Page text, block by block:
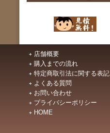
店舗概要
購入までの流れ
特定商取引法に関する表記
よくある質問
お問い合わせ
プライバシーポリシー
HOME